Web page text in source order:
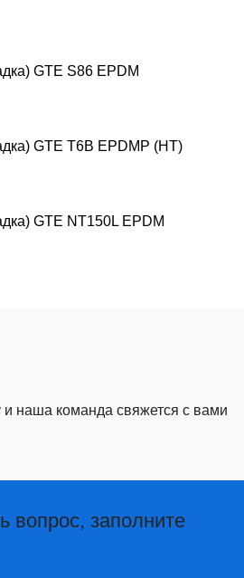
GTE S86 EPDM
GTE T6B EPDMP (HT)
GTE NT150L EPDM
и наша команда свяжется с вами
вопрос, заполните